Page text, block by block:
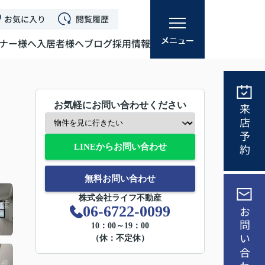
お気に入り 閲覧履歴
ー様へ入居者様へブログ採用情報
来店予約
お問い合わせ
お気軽にお問い合わせください
LINEからお問い合わせ
無料お問い合わせ
株式会社ライフ不動産
06-6722-0099
10：00～19：00
（休：不定休）